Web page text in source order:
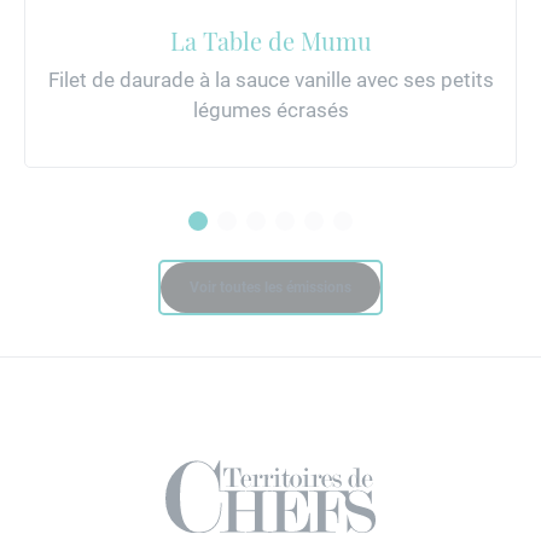
La Table de Mumu
Filet de daurade à la sauce vanille avec ses petits
légumes écrasés